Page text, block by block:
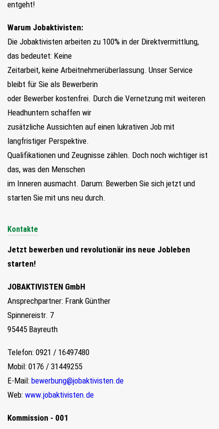
entgeht!
Warum Jobaktivisten:
Die Jobaktivisten arbeiten zu 100% in der Direktvermittlung,
das bedeutet: Keine
Zeitarbeit, keine Arbeitnehmerüberlassung. Unser Service
bleibt für Sie als Bewerberin
oder Bewerber kostenfrei. Durch die Vernetzung mit weiteren
Headhuntern schaffen wir
zusätzliche Aussichten auf einen lukrativen Job mit
langfristiger Perspektive.
Qualifikationen und Zeugnisse zählen. Doch noch wichtiger ist
das, was den Menschen
im Inneren ausmacht. Darum: Bewerben Sie sich jetzt und
starten Sie mit uns neu durch.
Kontakte
Jetzt bewerben und revolutionär ins neue Jobleben
starten!
JOBAKTIVISTEN GmbH
Ansprechpartner: Frank Günther
Spinnereistr. 7
95445 Bayreuth
Telefon: 0921 / 16497480
Mobil: 0176 / 31449255
E-Mail: bewerbung@jobaktivisten.de
Web: www.jobaktivisten.de
Kommission - 001